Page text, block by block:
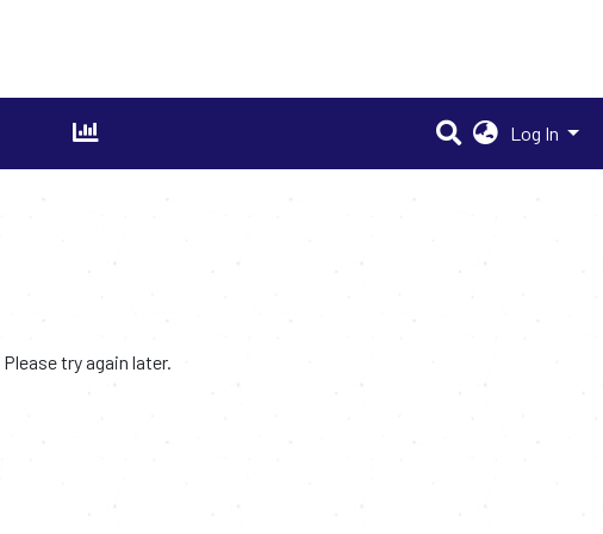
Log In
try again later.